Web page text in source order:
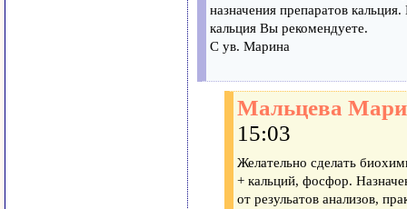
назначения препаратов
кальция Вы рекомендуете.
С ув. Марина
Мальцева
15:03
Желательно сделать
+ кальций, фосфор.
от резульатов анализов,